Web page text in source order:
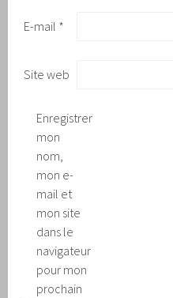
E-mail *
Site web
Enregistrer
mon
nom,
mon e-
mail et
mon site
dans le
navigateur
pour mon
prochain